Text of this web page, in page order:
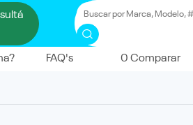
FAQ's 0 Comparar